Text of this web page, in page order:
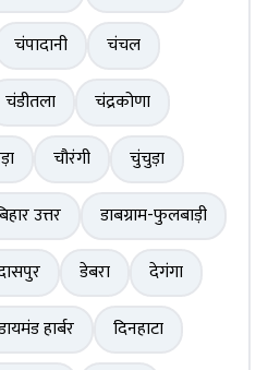
चंपादानी
चंचल
चंडीतला
चंद्रकोणा
चौरंगी
चुंचुड़ा
उत्तर
डाबग्राम-फुलबाड़ी
डेबरा
देगंगा
हार्बर
दिनहाटा